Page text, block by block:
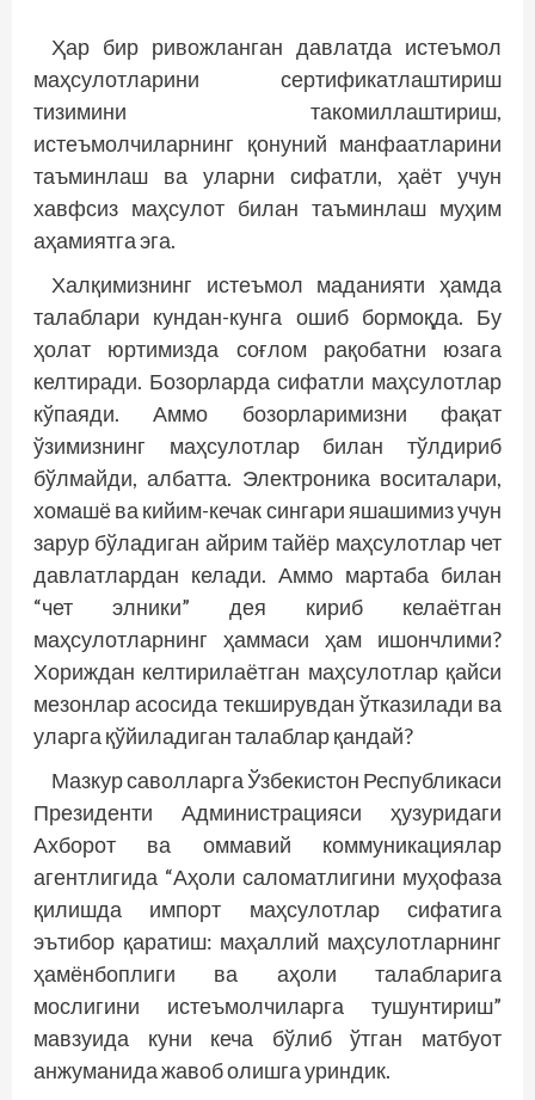
Ҳар бир ривожланган давлатда истеъмол
маҳсулотларини сертификатлаштириш
тизимини такомиллаштириш,
истеъмолчиларнинг қонуний манфаатларини
таъминлаш ва уларни сифатли, ҳаёт учун
хавфсиз маҳсулот билан таъминлаш муҳим
аҳамиятга эга.
Халқимизнинг истеъмол маданияти ҳамда
талаблари кундан-кунга ошиб бормоқда. Бу
ҳолат юртимизда соғлом рақобатни юзага
келтиради. Бозорларда сифатли маҳсулотлар
кўпаяди. Аммо бозорларимизни фақат
ўзимизнинг маҳсулотлар билан тўлдириб
бўлмайди, албатта. Электроника воситалари,
хомашё ва кийим-кечак сингари яшашимиз учун
зарур бўладиган айрим тайёр маҳсулотлар чет
давлатлардан келади. Аммо мартаба билан
“чет элники” дея кириб келаётган
маҳсулотларнинг ҳаммаси ҳам ишончлими?
Хориждан келтирилаётган маҳсулотлар қайси
мезонлар асосида текширувдан ўтказилади ва
уларга қўйиладиган талаблар қандай?
Мазкур саволларга Ўзбекистон Республикаси
Президенти Администрацияси ҳузуридаги
Ахборот ва оммавий коммуникациялар
агентлигида “Аҳоли саломатлигини муҳофаза
қилишда импорт маҳсулотлар сифатига
эътибор қаратиш: маҳаллий маҳсулотларнинг
ҳамёнбоплиги ва аҳоли талабларига
мослигини истеъмолчиларга тушунтириш”
мавзуида куни кеча бўлиб ўтган матбуот
анжуманида жавоб олишга уриндик.